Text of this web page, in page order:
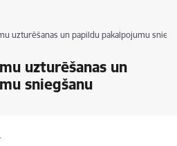
uzturēšanas un papildu pakalpojumu
uzturēšanas un
sniegšanu